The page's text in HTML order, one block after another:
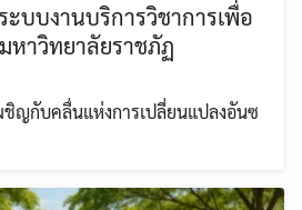
บบงานบริการวิชาการเพื่อ
าวิทยาลัยราชภัฏ
ชิญกับคลื่นแห่งการเปลี่ยนแปลงอันซ